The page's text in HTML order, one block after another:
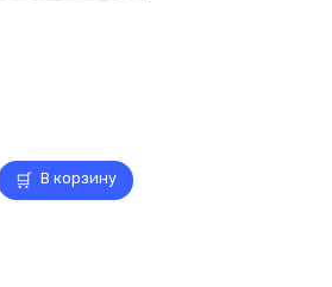
В корзину